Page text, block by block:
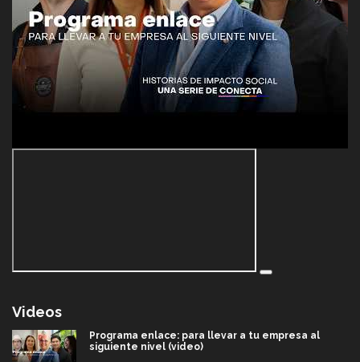
Videos
Programa enlace: para llevar a tu empresa al
siguiente nivel (video)